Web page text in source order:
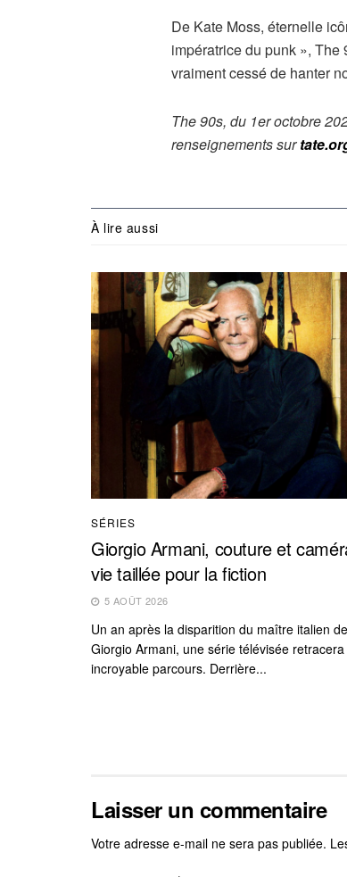
De Kate Moss, éternelle
impératrice du punk », The
vraiment cessé de hanter
The 90s, du 1er octobre
renseignements sur
À lire aussi
SÉRIES
Giorgio Armani, couture et
vie taillée pour la fiction
5 AOÛT 2026
Un an après la disparition du maître italien
Giorgio Armani, une série télévisée retracera
incroyable parcours. Derrière...
Laisser un commentaire
Votre adresse e-mail ne sera pas publiée.